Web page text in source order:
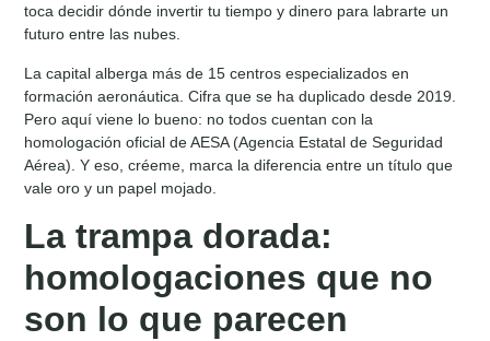
toca decidir dónde invertir tu tiempo y dinero para labrarte un
futuro entre las nubes.
La capital alberga más de 15 centros especializados en
formación aeronáutica. Cifra que se ha duplicado desde 2019.
Pero aquí viene lo bueno: no todos cuentan con la
homologación oficial de AESA (Agencia Estatal de Seguridad
Aérea). Y eso, créeme, marca la diferencia entre un título que
vale oro y un papel mojado.
La trampa dorada:
homologaciones que no
son lo que parecen